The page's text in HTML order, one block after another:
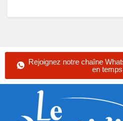
Rejoignez notre chaîne
en